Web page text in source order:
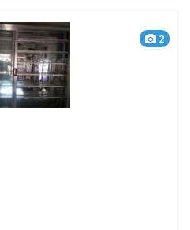
2